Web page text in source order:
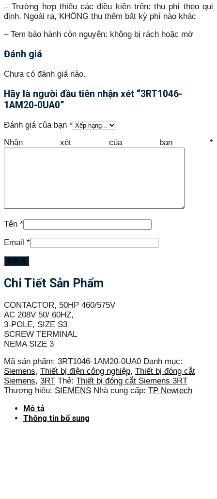
– Trường hợp thiếu các điều kiện trên: thu phí theo qui
định. Ngoài ra, KHÔNG thu thêm bất kỳ phí nào khác
– Tem bảo hành còn nguyên: không bị rách hoặc mờ
Đánh giá
Chưa có đánh giá nào.
Hãy là người đầu tiên nhận xét “3RT1046-
1AM20-0UA0”
Đánh giá của bạn *
Nhận xét của bạn *
Tên *
Email *
Chi Tiết Sản Phẩm
CONTACTOR, 50HP 460/575V
AC 208V 50/ 60HZ,
3-POLE, SIZE S3
SCREW TERMINAL
NEMA SIZE 3
Mã sản phẩm: 3RT1046-1AM20-0UA0 Danh mục:
Siemens, Thiết bị điện công nghiệp, Thiết bị đóng cắt
Siemens, 3RT Thẻ: Thiết bị đóng cắt Siemens 3RT
Thương hiệu: SIEMENS Nhà cung cấp: TP Newtech
Mô tả
Thông tin bổ sung